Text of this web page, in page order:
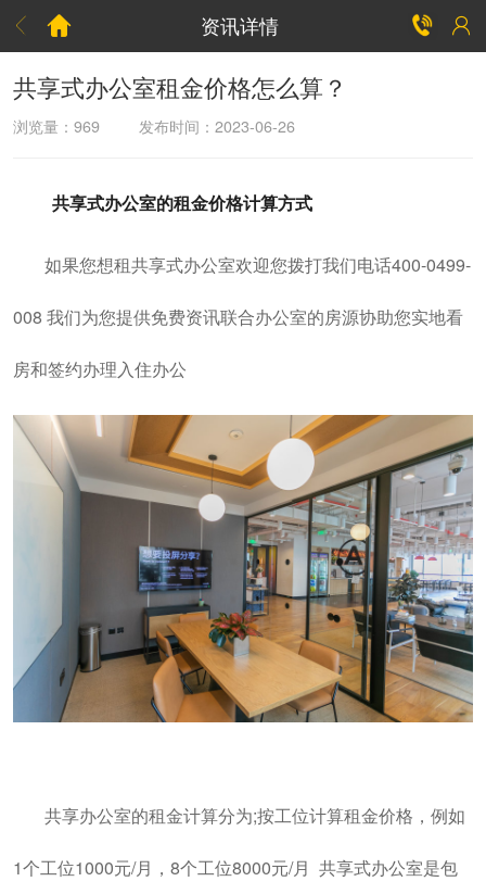
  资讯详情 
共享式办公室租金价格怎么算？
浏览量： 969 发布时间：2023-06-26
共享式办公室的租金价格计算方式
如果您想租共享式办公室欢迎您拨打我们电话400-0499-
008 我们为您提供免费资讯联合办公室的房源协助您实地看
房和签约办理入住办公
共享办公室的租金计算分为;按工位计算租金价格，例如
1个工位1000元/月，8个工位8000元/月 共享式办公室是包